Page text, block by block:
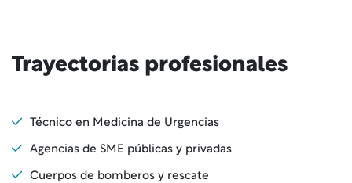
Trayectorias profesionales
Técnico en Medicina de Urgencias
Agencias de SME públicas y privadas
Cuerpos de bomberos y rescate